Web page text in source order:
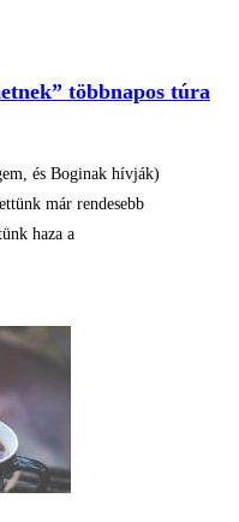
többnapos túra
és Boginak hívják)
már rendesebb
haza a